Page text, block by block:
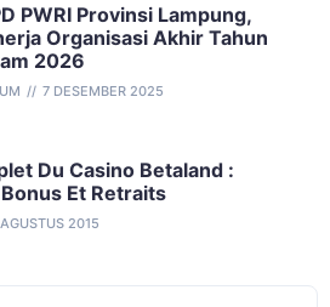
PWRI Provinsi Lampung,
Organisasi Akhir Tahun
2026
7 DESEMBER 2025
Du Casino Betaland :
Et Retraits
2015